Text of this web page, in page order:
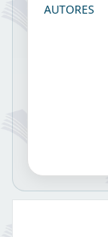
AUTORES